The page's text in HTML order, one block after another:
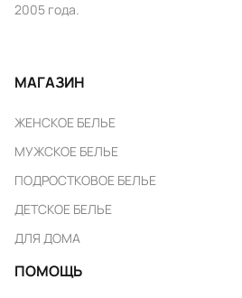
2005 года.
МАГАЗИН
ЖЕНСКОЕ БЕЛЬЕ
МУЖСКОЕ БЕЛЬЕ
ПОДРОСТКОВОЕ БЕЛЬЕ
ДЕТСКОЕ БЕЛЬЕ
ДЛЯ ДОМА
ПОМОЩЬ